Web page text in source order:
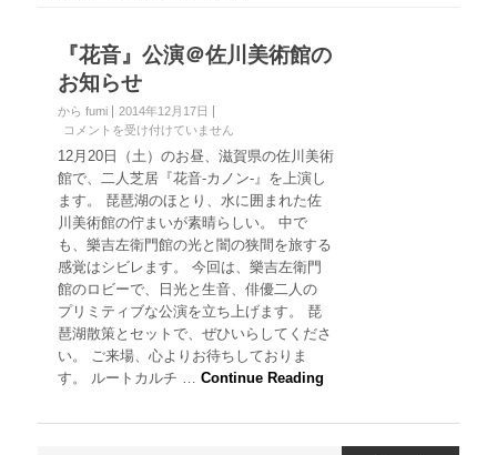
『花音』公演＠佐川美術館の
お知らせ
から fumi
2014年12月17日
『
花
音
』
公
演
＠
佐
川
美
術
館
の
お
コメントを受け付けていません
12月20日（土）のお昼、滋賀県の佐川美術
館で、二人芝居『花音-カノン-』を上演し
ます。 琵琶湖のほとり、水に囲まれた佐
川美術館の佇まいが素晴らしい。 中で
も、樂吉左衛門館の光と闇の狭間を旅する
感覚はシビレます。 今回は、樂吉左衛門
館のロビーで、日光と生音、俳優二人の
プリミティブな公演を立ち上げます。 琵
琶湖散策とセットで、ぜひいらしてくださ
い。 ご来場、心よりお待ちしておりま
す。 ルートカルチ …Continue Reading